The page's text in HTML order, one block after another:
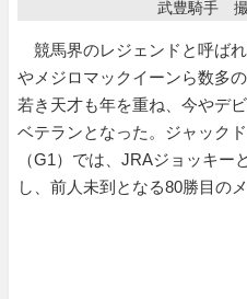
武豊騎手
競馬界のレジェンドと呼ば
やメジロマックイーンら数多
若き天才も年を重ね、今やデ
ベテランとなった。ジャック
（G1）では、JRAジョッキ
し、前人未到となる80勝目の